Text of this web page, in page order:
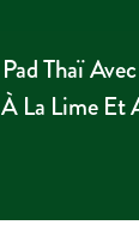
Thaï Avec
La Lime Et